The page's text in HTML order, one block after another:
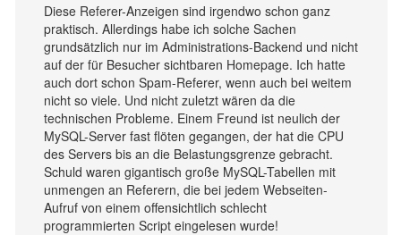
Diese Referer-Anzeigen sind irgendwo schon ganz
praktisch. Allerdings habe ich solche Sachen
grundsätzlich nur im Administrations-Backend und nicht
auf der für Besucher sichtbaren Homepage. Ich hatte
auch dort schon Spam-Referer, wenn auch bei weitem
nicht so viele. Und nicht zuletzt wären da die
technischen Probleme. Einem Freund ist neulich der
MySQL-Server fast flöten gegangen, der hat die CPU
des Servers bis an die Belastungsgrenze gebracht.
Schuld waren gigantisch große MySQL-Tabellen mit
unmengen an Referern, die bei jedem Webseiten-
Aufruf von einem offensichtlich schlecht
programmierten Script eingelesen wurde!